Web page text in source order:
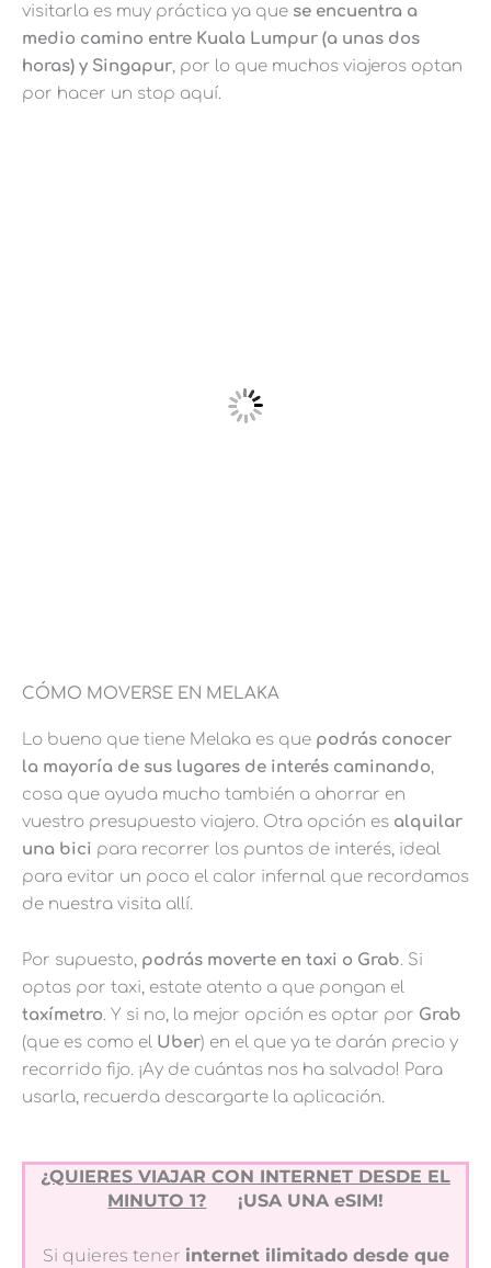
visitarla es muy práctica ya que se encuentra a
medio camino entre Kuala Lumpur (a unas dos
horas) y Singapur, por lo que muchos viajeros optan
por hacer un stop aquí.
CÓMO MOVERSE EN MELAKA
Lo bueno que tiene Melaka es que podrás conocer
la mayoría de sus lugares de interés caminando,
cosa que ayuda mucho también a ahorrar en
vuestro presupuesto viajero. Otra opción es alquilar
una bici para recorrer los puntos de interés, ideal
para evitar un poco el calor infernal que recordamos
de nuestra visita allí.
Por supuesto, podrás moverte en taxi o Grab. Si
optas por taxi, estate atento a que pongan el
taxímetro. Y si no, la mejor opción es optar por Grab
(que es como el Uber) en el que ya te darán precio y
recorrido fijo. ¡Ay de cuántas nos ha salvado! Para
usarla, recuerda descargarte la aplicación.
¿QUIERES VIAJAR CON INTERNET DESDE EL
MINUTO 1?
¡USA UNA eSIM!
Si quieres tenerinternet ilimitado desde que